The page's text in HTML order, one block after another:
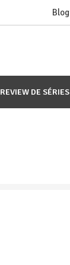
Blog
REVIEW DE SÉRIES